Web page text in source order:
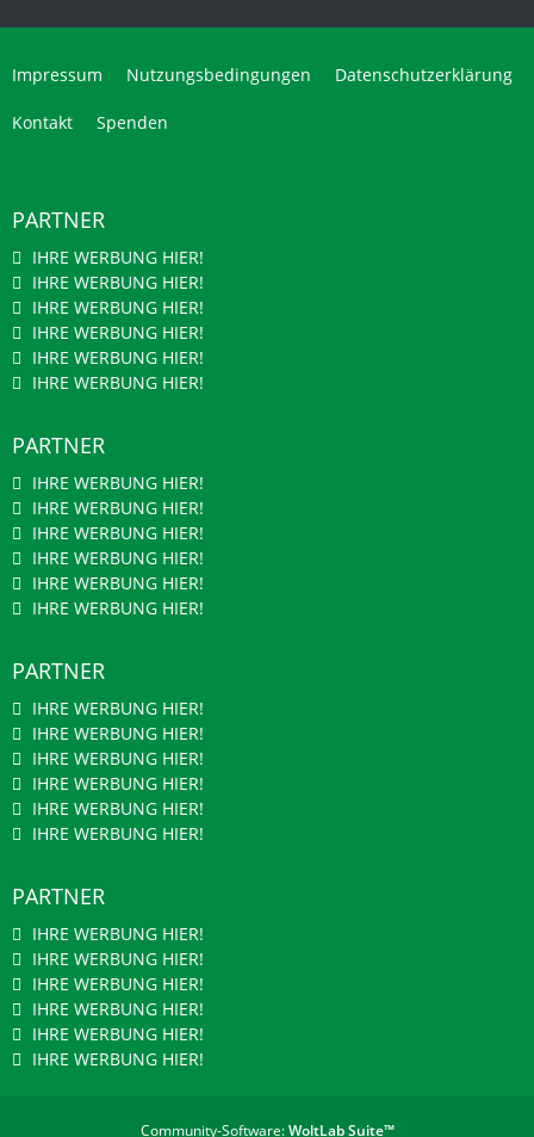
Impressum Nutzungsbedingungen Datenschutzerklärung
Kontakt Spenden
PARTNER
IHRE WERBUNG HIER!
IHRE WERBUNG HIER!
IHRE WERBUNG HIER!
IHRE WERBUNG HIER!
IHRE WERBUNG HIER!
IHRE WERBUNG HIER!
PARTNER
IHRE WERBUNG HIER!
IHRE WERBUNG HIER!
IHRE WERBUNG HIER!
IHRE WERBUNG HIER!
IHRE WERBUNG HIER!
IHRE WERBUNG HIER!
PARTNER
IHRE WERBUNG HIER!
IHRE WERBUNG HIER!
IHRE WERBUNG HIER!
IHRE WERBUNG HIER!
IHRE WERBUNG HIER!
IHRE WERBUNG HIER!
PARTNER
IHRE WERBUNG HIER!
IHRE WERBUNG HIER!
IHRE WERBUNG HIER!
IHRE WERBUNG HIER!
IHRE WERBUNG HIER!
IHRE WERBUNG HIER!
Community-Software:WoltLab Suite™